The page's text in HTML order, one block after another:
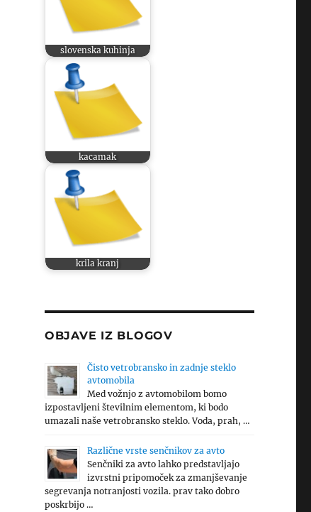
slovenska kuhinja
kacamak
krila kranj
OBJAVE IZ BLOGOV
Čisto vetrobransko in zadnje steklo
avtomobila
Med vožnjo z avtomobilom bomo
izpostavljeni številnim elementom, ki bodo
umazali naše vetrobransko steklo. Voda, prah, …
Različne vrste senčnikov za avto
Senčniki za avto lahko predstavljajo
izvrstni pripomoček za zmanjševanje
segrevanja notranjosti vozila. prav tako dobro
poskrbijo …